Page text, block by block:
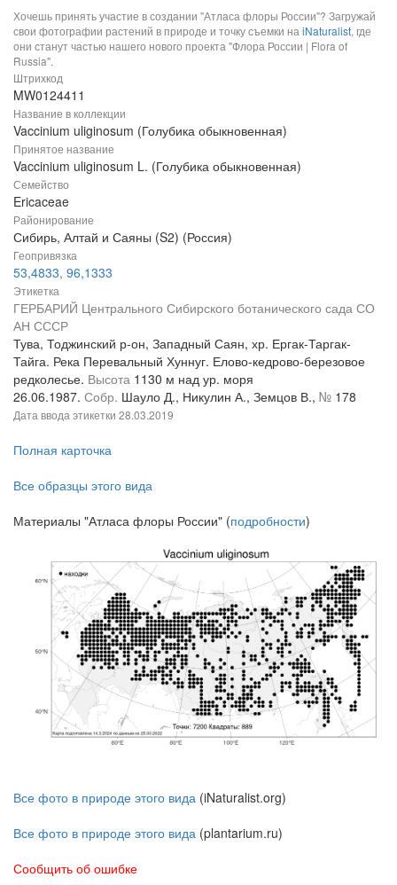
Хочешь принять участие в создании "Атласа флоры России"? Загружай
свои фотографии растений в природе и точку съемки на iNaturalist, где
они станут частью нашего нового проекта "Флора России | Flora of
Russia".
Штрихкод
MW0124411
Название в коллекции
Vaccinium uliginosum (Голубика обыкновенная)
Принятое название
Vaccinium uliginosum L. (Голубика обыкновенная)
Семейство
Ericaceae
Районирование
Сибирь, Алтай и Саяны (S2) (Россия)
Геопривязка
53,4833, 96,1333
Этикетка
ГЕРБАРИЙ Центрального Сибирского ботанического сада СО
АН СССР
Тува, Тоджинский р-он, Западный Саян, хр. Ергак-Таргак-
Тайга. Река Перевальный Хуннуг. Елово-кедрово-березовое
редколесье. Высота 1130 м над ур. моря
26.06.1987. Собр. Шауло Д., Никулин А., Земцов В., № 178
Дата ввода этикетки 28.03.2019
Полная карточка
Все образцы этого вида
Материалы "Атласа флоры России" (подробности)
Все фото в природе этого вида (iNaturalist.org)
Все фото в природе этого вида (plantarium.ru)
Сообщить об ошибке